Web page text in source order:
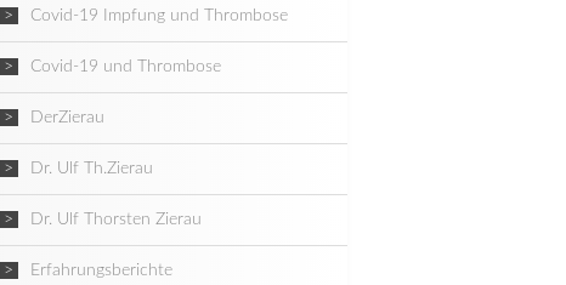
Covid-19 Impfung und Thrombose
Covid-19 und Thrombose
DerZierau
Dr. Ulf Th.Zierau
Dr. Ulf Thorsten Zierau
Erfahrungsberichte